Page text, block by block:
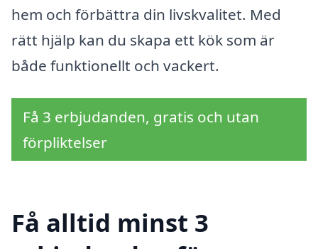
hem och förbättra din livskvalitet. Med
rätt hjälp kan du skapa ett kök som är
både funktionellt och vackert.
Få 3 erbjudanden, gratis och utan
förpliktelser
Få alltid minst 3